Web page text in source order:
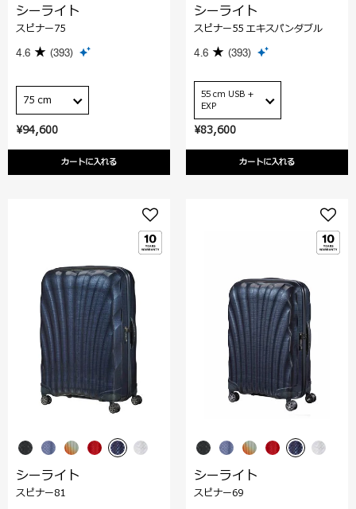
¥94,600
カートに入れる
シーライト
スピナー75
4.6 (393)
75 cm
¥83,600
カートに入れる
シーライト
スピナー55 エキスパンダブル
4.6 (393)
55 cm USB +
EXP
シーライト
スピナー81
シーライト
スピナー69